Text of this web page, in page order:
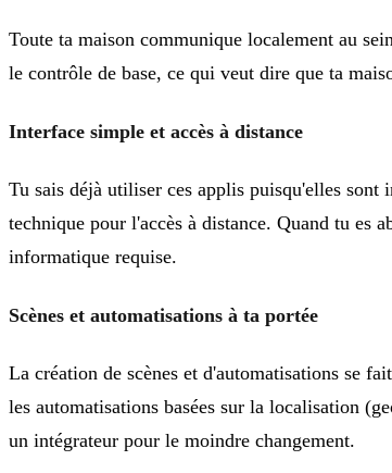
Toute ta maison communique localement au
le contrôle de base, ce qui veut dire que ta
Interface simple et accès à distance
Tu sais déjà utiliser ces applis puisqu'elles sont
technique pour l'accès à distance. Quand tu es
informatique requise.
Scènes et automatisations à ta portée
La création de scènes et d'automatisations se
les automatisations basées sur la localisation
un intégrateur pour le moindre changement.